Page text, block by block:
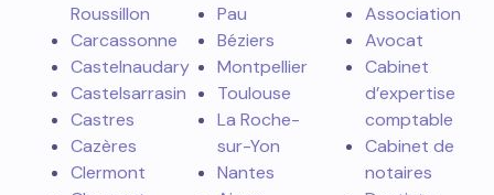
Roussillon
Carcassonne
Castelnaudary
Castelsarrasin
Castres
Cazères
Clermont
Pau
Béziers
Montpellier
Toulouse
La Roche-
sur-Yon
Nantes
Association
Avocat
Cabinet
d’expertise
comptable
Cabinet de
notaires